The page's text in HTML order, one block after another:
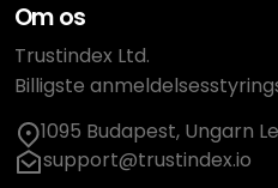
Om os
Trustindex Ltd.
Billigste
1095 Budapest, Ungarn
support@trustindex.io